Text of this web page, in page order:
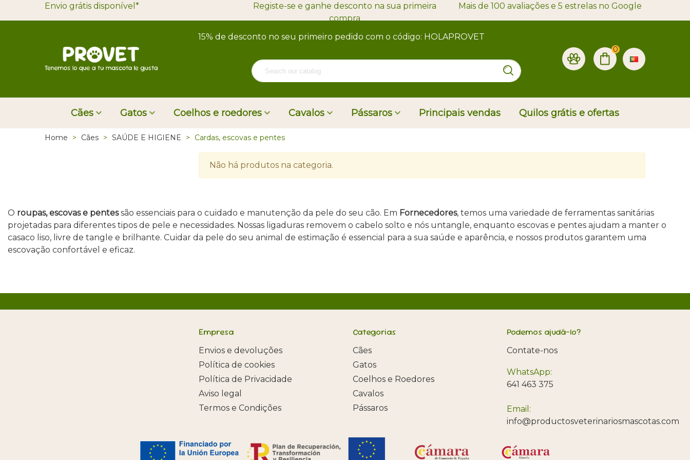
Envio grátis disponível*
Registe-se e ganhe desconto na sua primeira
compra
Mais de 100 avaliações e 5 estrelas no Google
15% de desconto no seu primeiro pedido com o código: HOLAPROVET
0
Cães Gatos Coelhos e roedores Cavalos Pássaros Principais vendas Quilos grátis e ofertas
Home > Cães > SAÚDE E HIGIENE > Cardas, escovas e pentes
Não há produtos na categoria.
O roupas, escovas e pentessão essenciais para o cuidado e manutenção da pele do seu cão. Em Fornecedores, temos uma variedade de ferramentas sanitárias
projetadas para diferentes tipos de pele e necessidades. Nossas ligaduras removem o cabelo solto e nós untangle, enquanto escovas e pentes ajudam a manter o
casaco liso, livre de tangle e brilhante. Cuidar da pele do seu animal de estimação é essencial para a sua saúde e aparência, e nossos produtos garantem uma
escovação confortável e eficaz.
Empresa
Envios e devoluções
Política de cookies
Política de Privacidade
Aviso legal
Termos e Condições
Categorias
Cães
Gatos
Coelhos e Roedores
Cavalos
Pássaros
Podemos ajudá-lo?
Contate-nos
WhatsApp:
641 463 375
Email:
info@productosveterinariosmascotas.com